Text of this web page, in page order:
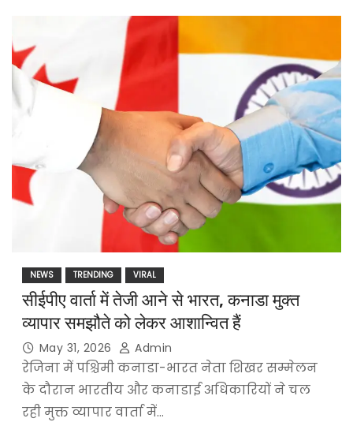
NEWS TRENDING VIRAL
सीईपीए वार्ता में तेजी आने से भारत, कनाडा मुक्त
व्यापार समझौते को लेकर आशान्वित हैं
May 31, 2026 Admin
रेजिना में पश्चिमी कनाडा-भारत नेता शिखर सम्मेलन
के दौरान भारतीय और कनाडाई अधिकारियों ने चल
रही मुक्त व्यापार वार्ता में…